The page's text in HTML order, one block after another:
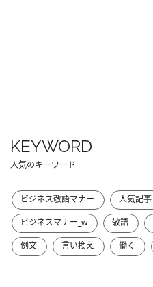
KEYWORD
人気のキーワード
ビジネス敬語マナー 人気記事
ビジネスマナー_w
敬語
例文
言い換え 働く